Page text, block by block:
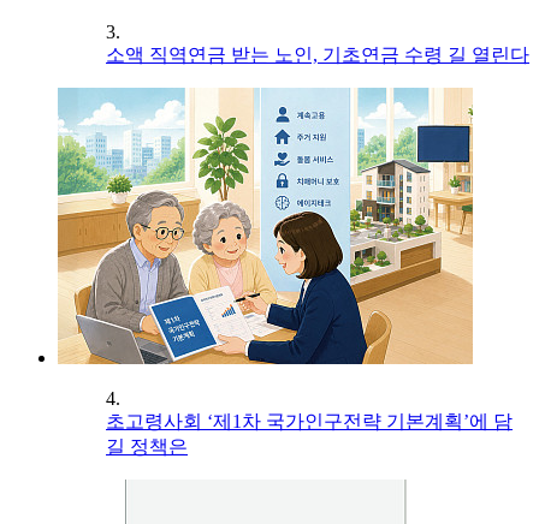
3.
소액 직역연금 받는 노인, 기초연금 수령 길 열린다
4.
초고령사회 ‘제1차 국가인구전략 기본계획’에 담
길 정책은